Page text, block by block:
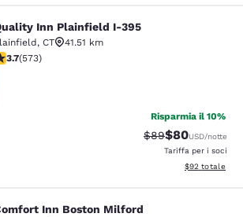
Plainfield I-395
Inn Plainfield I-395
, CT
41.51 km
di 3.68 stelle. Buono. 573 recensioni
3.7(573)
Risparmia il 10%
Tariffa di
$89Tariffa
$80USD/notte
Tariffa per i soci
Visualizza i
$92 totale
Inn Boston Milford